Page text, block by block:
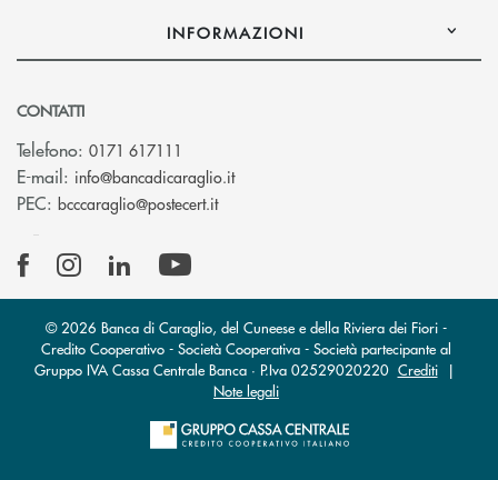
INFORMAZIONI
CONTATTI
Telefono: 0171 617111
E-mail: info@bancadicaraglio.it(si apre l’app di posta elettronica)
PEC: bcccaraglio@postecert.it(si apre l’app di posta elettronica)
© 2026 Banca di Caraglio, del Cuneese e della Riviera dei Fiori -
Credito Cooperativo - Società Cooperativa - Società partecipante al
Gruppo IVA Cassa Centrale Banca · P.Iva 02529020220 Crediti|
Note legali